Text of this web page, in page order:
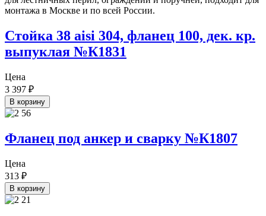
Стойка 38 aisi 304, фланец 100, дек. кр.
выпуклая №К1831
Цена
3 397 ₽
В корзину
Фланец под анкер и сварку №К1807
Цена
313 ₽
В корзину